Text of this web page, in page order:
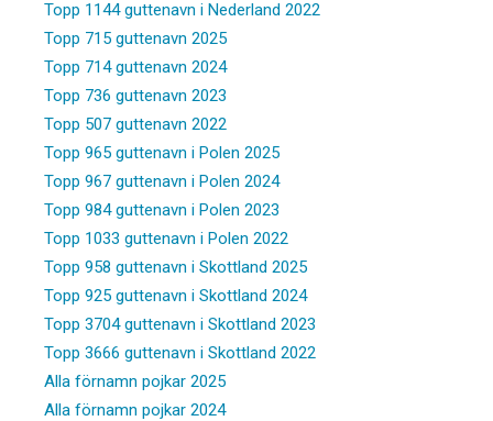
Topp 1144 guttenavn i Nederland 2022
Topp 715 guttenavn 2025
Topp 714 guttenavn 2024
Topp 736 guttenavn 2023
Topp 507 guttenavn 2022
Topp 965 guttenavn i Polen 2025
Topp 967 guttenavn i Polen 2024
Topp 984 guttenavn i Polen 2023
Topp 1033 guttenavn i Polen 2022
Topp 958 guttenavn i Skottland 2025
Topp 925 guttenavn i Skottland 2024
Topp 3704 guttenavn i Skottland 2023
Topp 3666 guttenavn i Skottland 2022
Alla förnamn pojkar 2025
Alla förnamn pojkar 2024